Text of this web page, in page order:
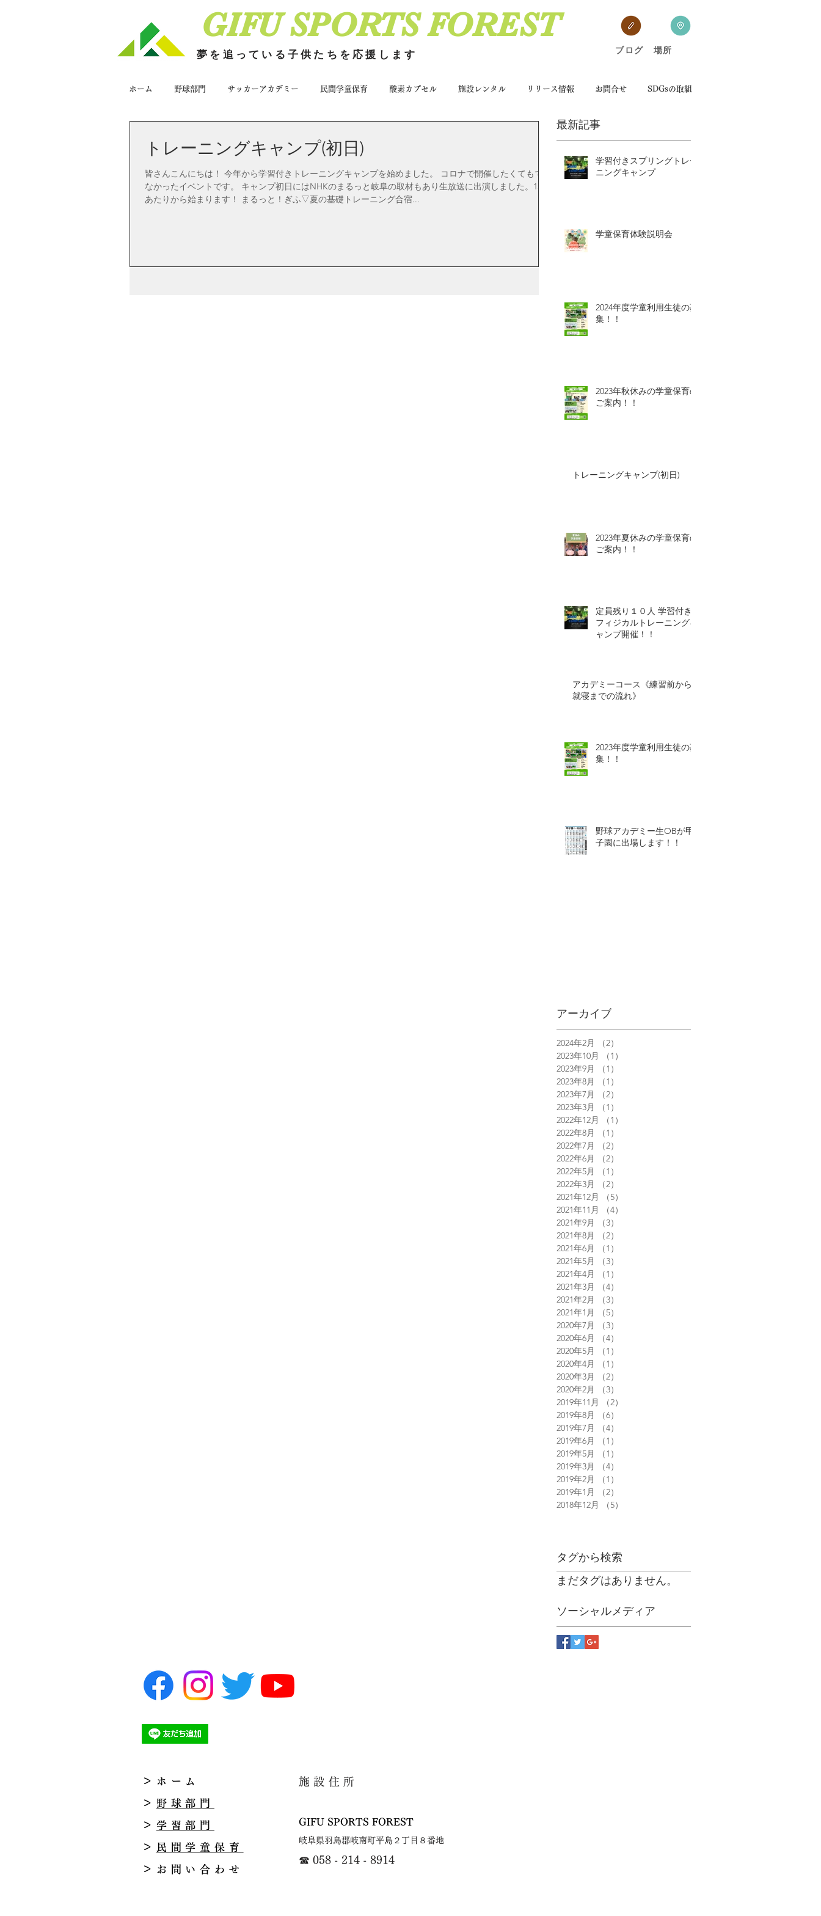
夢を追っている子供たちを応援します
GIFU SPORTS FOREST
ブログ 場所
ホーム 野球部門 サッカーアカデミー 民間学童保育 酸素カプセル 施設レンタル リリース情報 お問合せ SDGsの取組
トレーニングキャンプ(初日)
皆さんこんにちは！ 今年から学習付きトレーニングキャンプを始めました。 コロナで開催したくてもでき
なかったイベントです。 キャンプ初日にはNHKのまるっと岐阜の取材もあり生放送に出演しました。13:38
あたりから始まります！ まるっと！ぎふ▽夏の基礎トレーニング合宿...
最新記事
学習付きスプリングトレー
ニングキャンプ
学童保育体験説明会
2024年度学童利用生徒の募
集！！
2023年秋休みの学童保育の
ご案内！！
トレーニングキャンプ(初日)
2023年夏休みの学童保育の
ご案内！！
定員残り１０人 学習付き
フィジカルトレーニングキ
ャンプ開催！！
アカデミーコース《練習前から
就寝までの流れ》
2023年度学童利用生徒の募
集！！
野球アカデミー生OBが甲
子園に出場します！！
アーカイブ
2024年2月 （2）
2023年10月
（1）
2023年9月
（1）
2023年8月
（1）
2023年7月
（2）
2023年3月
（1）
2022年12月
（1）
2022年8月
（1）
2022年7月
（2）
2022年6月
（2）
2022年5月
（1）
2022年3月
（2）
2021年12月
（5）
2021年11月
（4）
2021年9月
（3）
2021年8月
（2）
2021年6月
（1）
2021年5月
（3）
2021年4月
（1）
2021年3月
（4）
2021年2月
（3）
2021年1月
（5）
2020年7月
（3）
2020年6月
（4）
2020年5月
（1）
2020年4月
（1）
2020年3月
（2）
2020年2月
（3）
2019年11月
（2）
2019年8月
（6）
2019年7月
（4）
2019年6月
（1）
2019年5月
（1）
2019年3月
（4）
2019年2月
（1）
2019年1月
（2）
2018年12月
（5）
タグから検索
まだタグはありません。
ソーシャルメディア
施設住所
＞ ホーム
＞ 野球部門
＞ 学習部門
＞ 民間学童保育
＞ お問い合わせ
GIFU SPORTS FOREST
​岐阜県羽島郡岐南町平島２丁目８番地
☎ 058 - 214 - 8914